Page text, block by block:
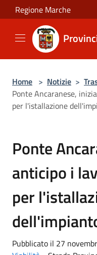
Salta al contenuto principale
Regione Marche
Home > Notizie >
Ponte Ancaranese,
per l'istallazione
Ponte
anticipo i
per
Pubblicato il 27